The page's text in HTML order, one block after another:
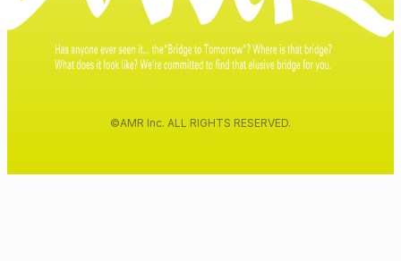
©AMR Inc. ALL RIGHTS RESERVED.